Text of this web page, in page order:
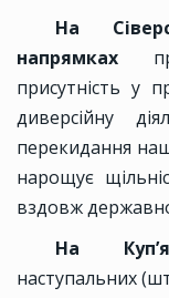
На
напрямках
присутність у
диверсійну
перекидання
нарощує
вздовж
На
наступальних